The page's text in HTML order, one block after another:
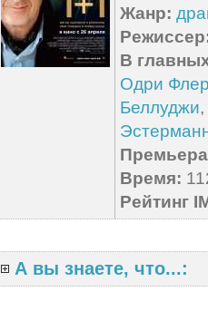
Жанр:
В
Одри
Беллуджи,
Время:
Рейтинг
А вы знаете, что...: